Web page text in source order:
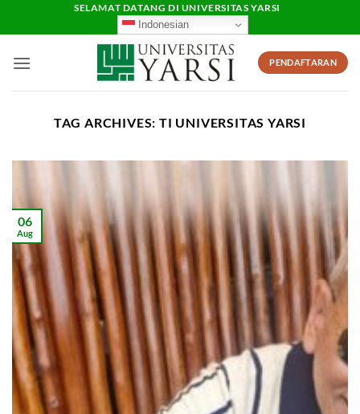
SELAMAT DATANG DI UNIVERSITAS YARSI
Indonesian
PENDAFTARAN
TAG ARCHIVES:TI UNIVERSITAS YARSI
06
Aug